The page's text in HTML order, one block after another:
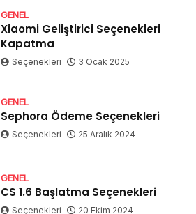
GENEL
Xiaomi Geliştirici Seçenekleri
Kapatma
Seçenekleri 3 Ocak 2025
GENEL
Sephora Ödeme Seçenekleri
Seçenekleri 25 Aralık 2024
GENEL
CS 1.6 Başlatma Seçenekleri
Seçenekleri 20 Ekim 2024